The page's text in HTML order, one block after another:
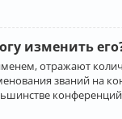
изменить
отражают
званий на